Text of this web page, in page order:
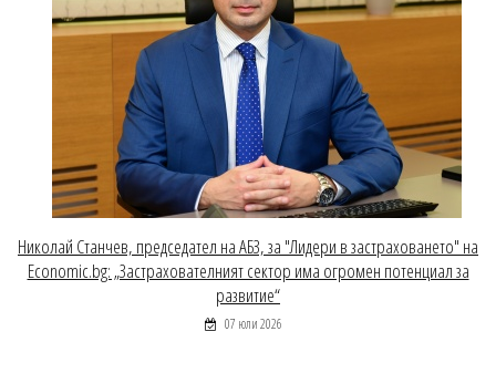
Николай Станчев, председател на АБЗ, за "Лидери в застраховането" на
Economic.bg: „Застрахователният сектор има огромен потенциал за
развитие“
07 юли 2026